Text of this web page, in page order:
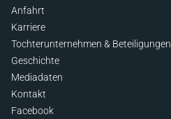
Anfahrt
Karriere
Tochterunternehmen & Beteiligungen
Geschichte
Mediadaten
Kontakt
Facebook